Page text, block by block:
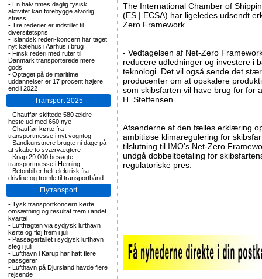
- En halv times daglig fysisk
aktivitet kan forebygge alvorlig
stress
- Tre rederier er indstillet til
diversitetspris
- Islandsk rederi-koncern har taget
nyt kølehus i Aarhus i brug
- Finsk rederi med ruter til
Danmark transporterede mere
gods
- Optaget på de maritime
uddannelser er 17 procent højere
end i 2022
Transport 2025
- Chauffør skiftede 580 ældre
heste ud med 660 nye
- Chauffør kørte fra
transportmesse i nyt vogntog
- Sandkunstnere brugte ni dage på
at skabe to sværvægtere
- Knap 29.000 besøgte
transportmesse i Herning
- Betonbil er helt elektrisk fra
drivline og tromle til transportbånd
Flytransport
- Tysk transportkoncern kørte
omsætning og resultat frem i andet
kvartal
- Luftfragten via sydjysk lufthavn
kørte og fløj frem i juli
- Passagertallet i sydjysk lufthavn
steg i juli
- Lufthavn i Karup har haft flere
passgerer
- Lufthavn på Djursland havde flere
rejsende
The International Chamber of
(ES | ECSA) har ligeledes udsendt
Zero Framework.
- Vedtagelsen af Net-Zero
reducere udledninger og investere i
teknologi. Det vil også sende det
producenter om at opskalere
som skibsfarten vil have brug for for
H. Steffensen.
Afsenderne af den fælles erklæring
ambitiøse klimaregulering for
tilslutning til IMO’s Net-Zero
undgå dobbeltbetaling for
regulatoriske pres.